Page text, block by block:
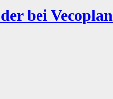
bei Vecoplan